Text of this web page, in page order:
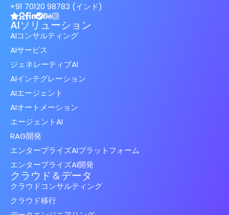
+91 70120 98783 (インド)
AIソリューション
AIコンサルティング
AIサービス
ジェネレーティブAI
AIインテグレーション
AIエージェント
AIオートメーション
エージェントAI
RAG開発
エンタープライズAIプラットフォーム
エンタープライズAI開発
クラウド＆データ
クラウドコンサルティング
クラウド移行